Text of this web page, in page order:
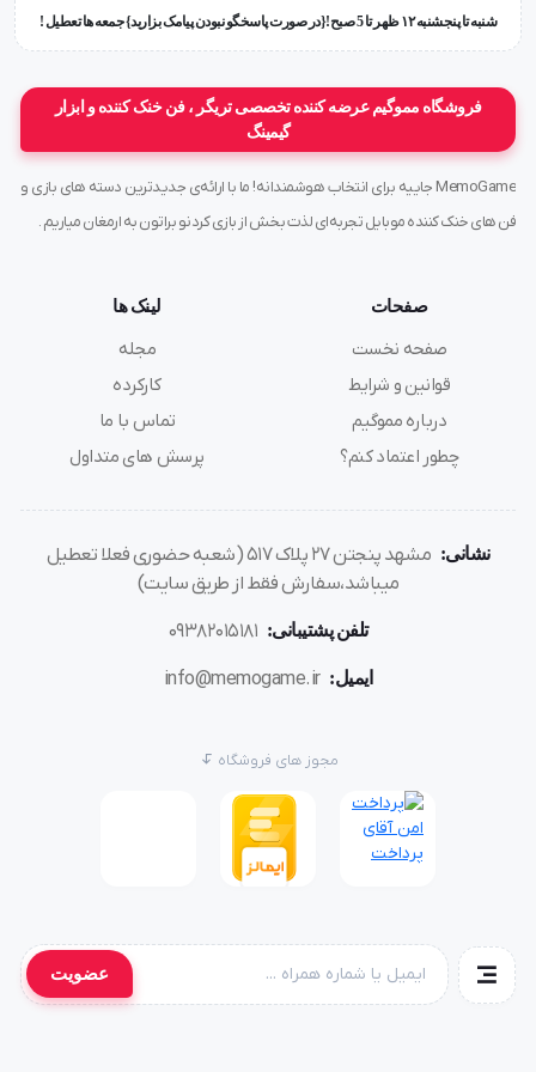
شنبه تا پنجشنبه ۱۲ ظهر تا 5 صبح!{در صورت پاسخگو نبودن پیامک بزارید} جمعه ها تعطیل !
فروشگاه مموگیم عرضه کننده تخصصی تریگر ، فن خنک کننده و ابزار
گیمینگ
MemoGame جاییه برای انتخاب هوشمندانه! ما با ارائه‌ی جدیدترین دسته های بازی و
فن های خنک کننده موبایل تجربه‌ای لذت بخش از بازی کردنو براتون به ارمغان میاریم .
صفحات
صفحه نخست
قوانین و شرایط
درباره مموگیم
چطور اعتماد کنم؟
لینک ها
مجله
کارکرده
تماس با ما
پرسش های متداول
نشانی:
مشهد پنجتن ۲۷ پلاک ۵۱۷ (شعبه حضوری فعلا تعطیل
میباشد،سفارش فقط از طریق سایت)
تلفن پشتیبانی: ۰۹۳۸۲۰۱۵۱۸۱
ایمیل: info@memogame.ir
مجوز های فروشگاه
عضویت